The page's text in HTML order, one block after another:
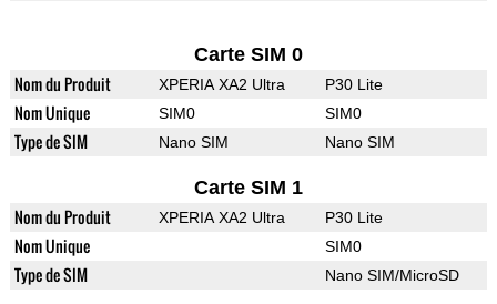
Carte SIM 0
Nom du Produit XPERIA XA2 Ultra P30 Lite
Nom Unique SIM0 SIM0
Type de SIM Nano SIM Nano SIM
Carte SIM 1
Nom du Produit XPERIA XA2 Ultra P30 Lite
Nom Unique SIM0
Type de SIM Nano SIM/MicroSD